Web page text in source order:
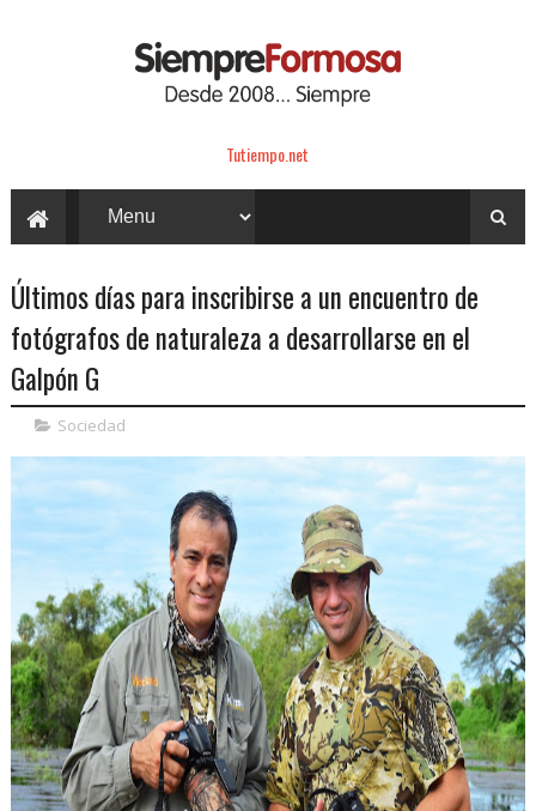
Tutiempo.net
Últimos días para inscribirse a un encuentro de
fotógrafos de naturaleza a desarrollarse en el
Galpón G
Sociedad